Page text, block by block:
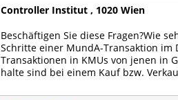
Controller Institut , 1020 Wien
Be­schäf­ti­gen Sie die­se Fra­gen?Wie
Schrit­te ei­ner Mun­dA-Trans­ak­ti­on im
Trans­ak­tio­nen in KMUs von je­nen in
hal­te sind bei ei­nem Kauf bzw.